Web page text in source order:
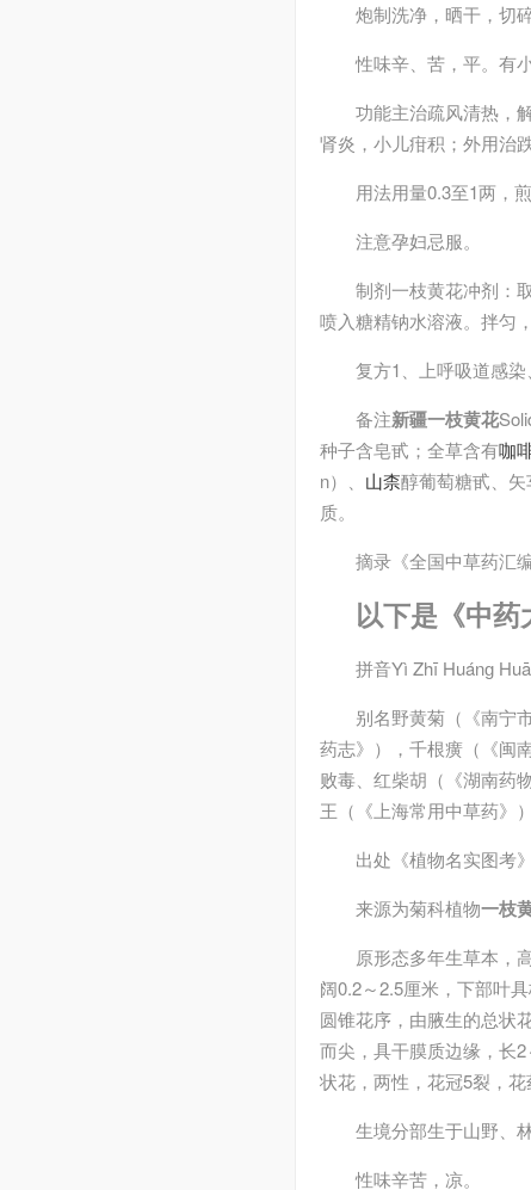
炮制洗净，晒干，切碎
性味辛、苦，平。有小
功能主治疏风清热，
肾炎，小儿疳积；外用治
用法用量0.3至1两，
注意孕妇忌服。
制剂一枝黄花冲剂：
喷入糖精钠水溶液。拌匀
复方1、上呼吸道感
备注新疆一枝黄花
种子含皂甙；全草含有咖
n）、 山柰醇葡萄糖甙、
质。
摘录 《全国中草药汇
以下是《中
拼音Yì Zhī Huánɡ Huā
别名野黄菊（《南宁
药志》），千根癀（《闽
败毒、红柴胡（《湖南药
王（《上海常用中草药》
出处 《植物名实图考》
来源为菊科植物一枝
原形态多年生草本，
阔0.2～2.5厘米，下部叶
圆锥花序，由腋生的总状
而尖，具干膜质边缘，长
状花，两性，花冠5裂，
生境分部生于山野、
性味辛苦，凉。